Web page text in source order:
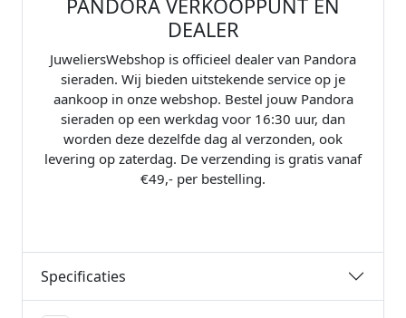
PANDORA VERKOOPPUNT EN
DEALER
JuweliersWebshop is officieel dealer van Pandora
sieraden. Wij bieden uitstekende service op je
aankoop in onze webshop. Bestel jouw Pandora
sieraden op een werkdag voor 16:30 uur, dan
worden deze dezelfde dag al verzonden, ook
levering op zaterdag. De verzending is gratis vanaf
€49,- per bestelling.
Specificaties